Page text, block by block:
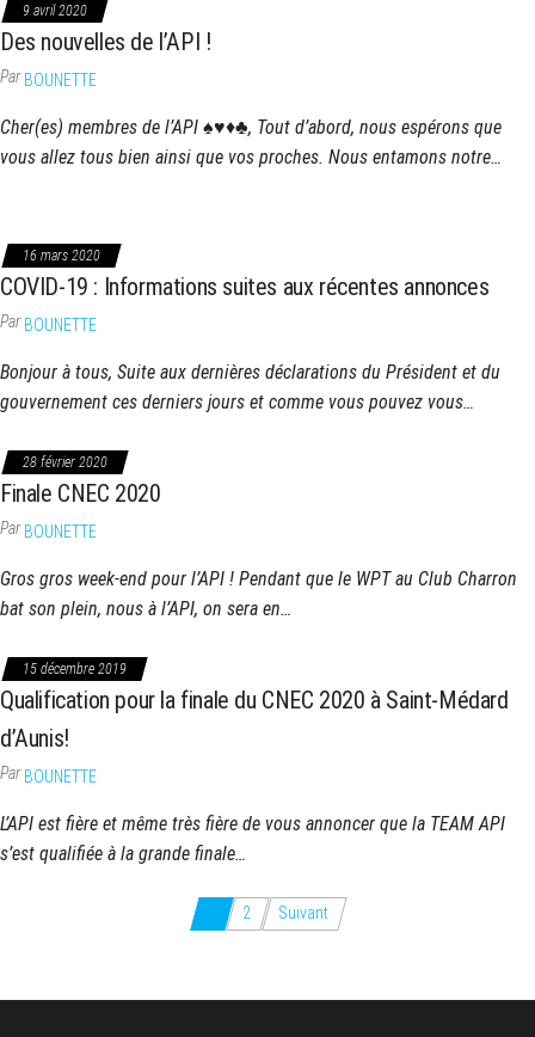
9 avril 2020
Des nouvelles de l’API !
ParBOUNETTE
Cher(es) membres de l’API ♠♥♦♣, Tout d’abord, nous espérons que
vous allez tous bien ainsi que vos proches. Nous entamons notre…
16 mars 2020
COVID-19 : Informations suites aux récentes annonces
ParBOUNETTE
Bonjour à tous, Suite aux dernières déclarations du Président et du
gouvernement ces derniers jours et comme vous pouvez vous…
28 février 2020
Finale CNEC 2020
ParBOUNETTE
Gros gros week-end pour l’API ! Pendant que le WPT au Club Charron
bat son plein, nous à l’API, on sera en…
15 décembre 2019
Qualification pour la finale du CNEC 2020 à Saint-Médard
d’Aunis!
ParBOUNETTE
L’API est fière et même très fière de vous annoncer que la TEAM API
s’est qualifiée à la grande finale…
publications
2 Suivant